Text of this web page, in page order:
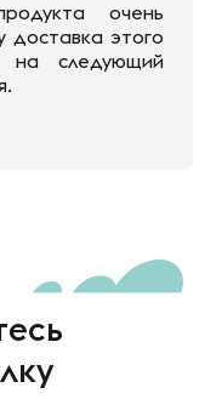
очень
доставка этого
на следующий